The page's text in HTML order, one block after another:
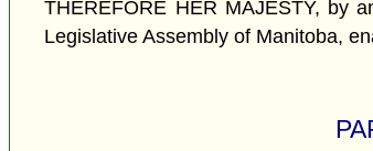
THEREFORE HER MAJESTY, by
Legislative Assembly of Manitoba,